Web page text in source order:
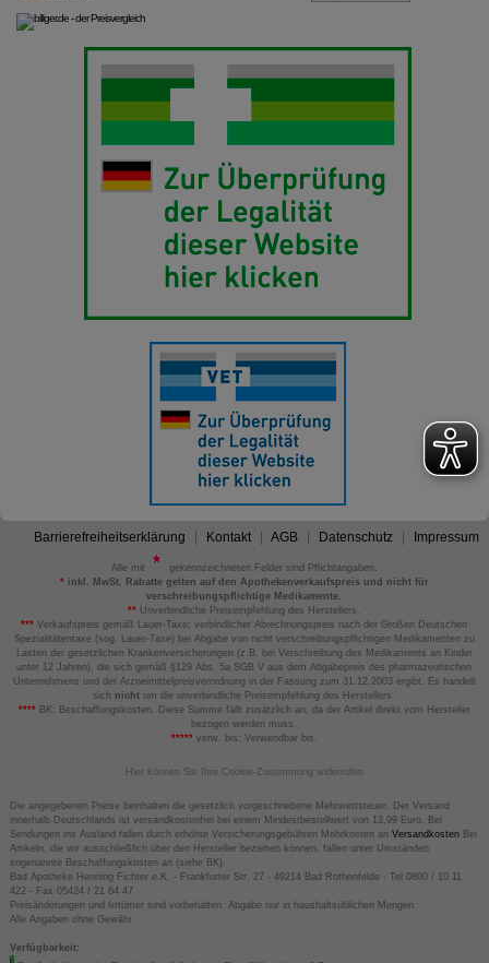
Barrierefreiheitserklärung Kontakt AGB Datenschutz Impressum
Alle mit
gekennzeichneten Felder sind Pflichtangaben.
*inkl. MwSt. Rabatte gelten auf den Apothekenverkaufspreis und nicht für
verschreibungspflichtige Medikamente.
** Unverbindliche Preisempfehlung des Herstellers.
*** Verkaufspreis gemäß Lauer-Taxe; verbindlicher Abrechnungspreis nach der Großen Deutschen
Spezialitätentaxe (sog. Lauer-Taxe) bei Abgabe von nicht verschreibungspflichtigen Medikamenten zu
Lasten der gesetzlichen Krankenversicherungen (z.B. bei Verschreibung des Medikaments an Kinder
unter 12 Jahren), die sich gemäß §129 Abs. 5a SGB V aus dem Abgabepreis des pharmazeutischen
Unternehmens und der Arzneimittelpreisverordnung in der Fassung zum 31.12.2003 ergibt. Es handelt
sich nicht um die unverbindliche Preisempfehlung des Herstellers.
****BK: Beschaffungskosten. Diese Summe fällt zusätzlich an, da der Artikel direkt vom Hersteller
bezogen werden muss.
*****verw. bis: Verwendbar bis.
Hier können Sie Ihre Cookie-Zustimmung widerrufen
Die angegebenen Preise beinhalten die gesetzlich vorgeschriebene Mehrwertsteuer. Der Versand
innerhalb Deutschlands ist versandkostenfrei bei einem Mindestbestellwert von 13,99 Euro. Bei
Sendungen ins Ausland fallen durch erhöhte Versicherungsgebühren Mehrkosten an VersandkostenBei
Artikeln, die wir ausschließlich über den Hersteller beziehen können, fallen unter Umständen
sogenannte Beschaffungskosten an (siehe BK).
Bad Apotheke Henning Fichter e.K. - Frankfurter Str. 27 - 49214 Bad Rothenfelde - Tel 0800 / 10 11
422 - Fax 05424 / 21 64 47
Preisänderungen und Irrtümer sind vorbehalten. Abgabe nur in haushaltsüblichen Mengen.
Alle Angaben ohne Gewähr.
Verfügbarkeit: